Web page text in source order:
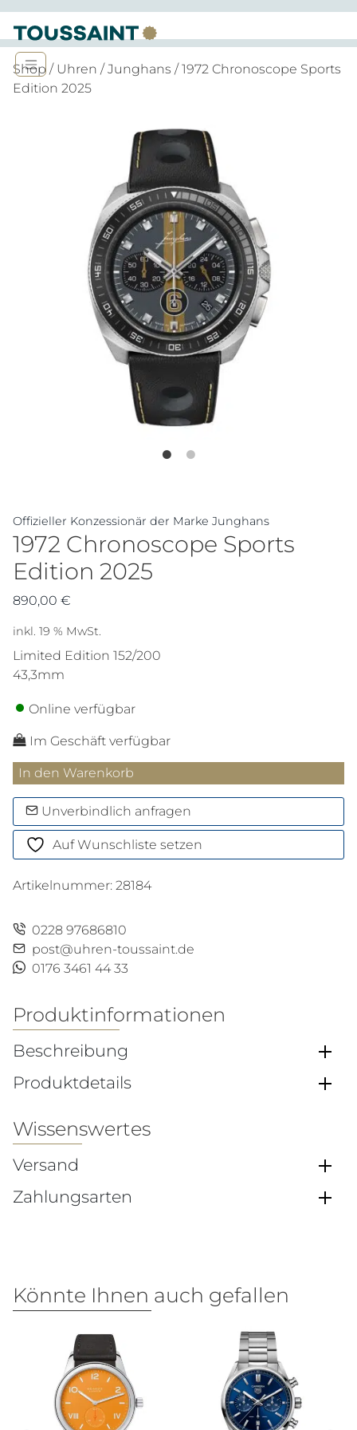
Shop / Uhren /Junghans / 1972 Chronoscope Sports
Edition 2025
Offizieller Konzessionär der Marke Junghans
1972 Chronoscope Sports
Edition 2025
890,00 €
inkl. 19 % MwSt.
Limited Edition 152/200
43,3mm
Online verfügbar
Im Geschäft verfügbar
1972
Chronoscope
Sports
Edition
2025
In den Warenkorb
Unverbindlich anfragen
Auf Wunschliste setzen
Artikelnummer: 28184
0228 97686810
post@uhren-toussaint.de
0176 3461 44 33
Produktinformationen
Beschreibung
Produktdetails
Wissenswertes
Versand
Zahlungsarten
Könnte Ihnen auch gefallen